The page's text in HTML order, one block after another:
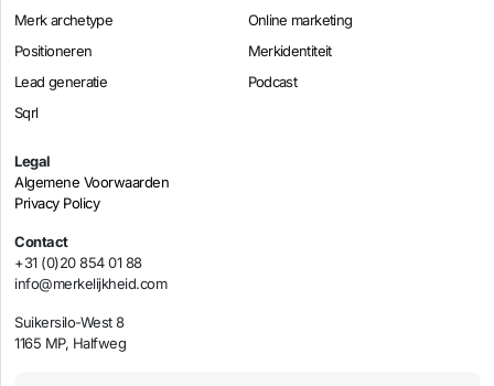
Merk archetype
Online marketing
Positioneren
Merkidentiteit
Lead generatie
Podcast
Sqrl
Legal
Algemene Voorwaarden
Privacy Policy
Contact
+31 (0)20 854 01 88
info@merkelijkheid.com
Suikersilo-West 8
1165 MP, Halfweg